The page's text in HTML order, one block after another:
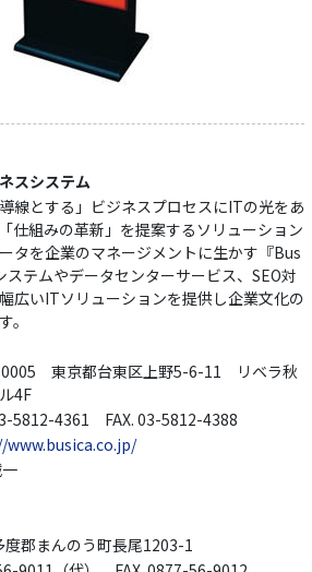
スシステム
線とする」ビジネスプロセスにITの光をあ
仕組みの革新」を提案するソリューション
タを企業のマネージメントに生かす『Bus
テムやデータセンターサービス、SEO対
広いITソリューションを提供し企業文化の
。
0005 東京都台東区上野5-6-11 リベラ秋
4F
5812-4361 FAX. 03-5812-4388
郡まんのう町長尾1203-1